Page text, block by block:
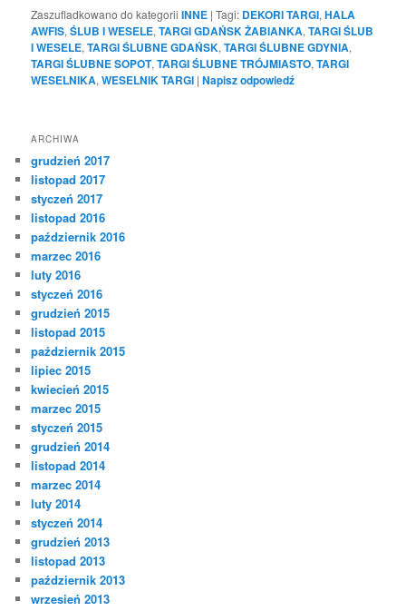
Zaszufladkowano do kategorii INNE |Tagi: DEKORI TARGI,HALA
AWFIS,ŚLUB I WESELE,TARGI GDAŃSK ŻABIANKA,TARGI ŚLUB
I WESELE,TARGI ŚLUBNE GDAŃSK,TARGI ŚLUBNE GDYNIA,
TARGI ŚLUBNE SOPOT,TARGI ŚLUBNE TRÓJMIASTO,TARGI
WESELNIKA,WESELNIK TARGI |Napisz odpowiedź
ARCHIWA
grudzień 2017
listopad 2017
styczeń 2017
listopad 2016
październik 2016
marzec 2016
luty 2016
styczeń 2016
grudzień 2015
listopad 2015
październik 2015
lipiec 2015
kwiecień 2015
marzec 2015
styczeń 2015
grudzień 2014
listopad 2014
marzec 2014
luty 2014
styczeń 2014
grudzień 2013
listopad 2013
październik 2013
wrzesień 2013